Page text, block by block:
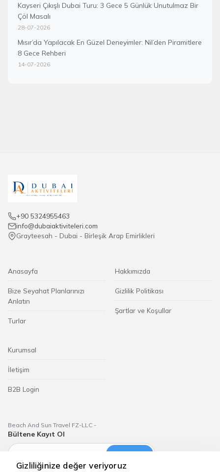
Kayseri Çıkışlı Dubai Turu: 3 Gece 5 Günlük Unutulmaz Bir
Çöl Masalı
28-07-2026
Mısır’da Yapılacak En Güzel Deneyimler: Nil’den Piramitlere
8 Gece Rehberi
14-07-2026
+90 5324955463
info@dubaiaktiviteleri.com
Grayteesah - Dubai - Birleşik Arap Emirlikleri
Anasayfa
Bize Seyahat Planlarınızı
Anlatın
Turlar
Hakkımızda
Gizlilik Politikası
Şartlar ve Koşullar
Kurumsal
İletişim
B2B Login
Beach And Sun Travel FZ-LLC -
Bültene Kayıt Ol
Abone Ol
Gizliliğinize değer veriyoruz